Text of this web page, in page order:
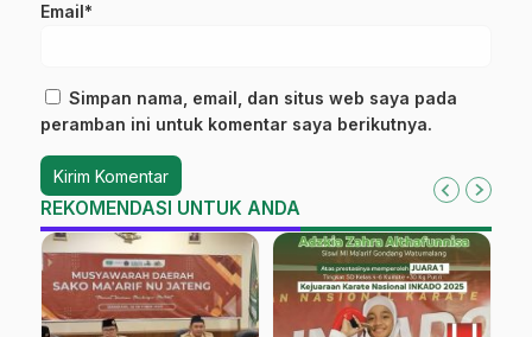
Email*
Simpan nama, email, dan situs web saya pada
peramban ini untuk komentar saya berikutnya.
REKOMENDASI UNTUK ANDA